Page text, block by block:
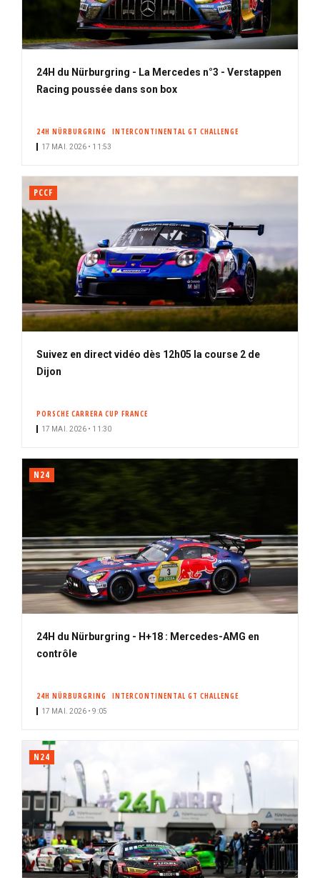
24H du Nürburgring - La Mercedes n°3 - Verstappen
Racing poussée dans son box
24H NÜRBURGRING INTERCONTINENTAL GT CHALLENGE
17 MAI. 2026 • 11:53
PCCF
Suivez en direct vidéo dès 12h05 la course 2 de
Dijon
PORSCHE CARRERA CUP FRANCE
17 MAI. 2026 • 11:30
N24
24H du Nürburgring - H+18 : Mercedes-AMG en
contrôle
24H NÜRBURGRING INTERCONTINENTAL GT CHALLENGE
17 MAI. 2026 • 9:05
N24